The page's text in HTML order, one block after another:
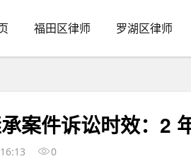
福田区律师 罗湖区律师
案件诉讼时效：2
0